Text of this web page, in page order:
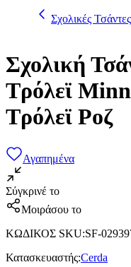
Σχολικές Τσάντες
Σχολική
Τρόλεϊ
Τρόλεϊ Ροζ
Αγαπημένα
Σύγκρινέ το
Μοιράσου το
ΚΩΔΙΚΟΣ SKU:SF-
Κατασκευαστής:Cerda